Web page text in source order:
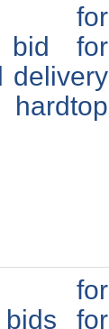
for
bid for
delivery
for
bids for